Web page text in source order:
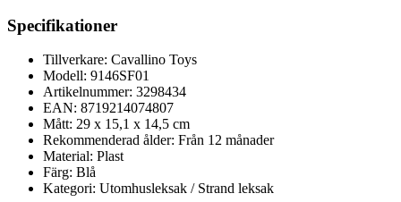
Specifikationer
Tillverkare: Cavallino Toys
Modell: 9146SF01
Artikelnummer: 3298434
EAN: 8719214074807
Mått: 29 x 15,1 x 14,5 cm
Rekommenderad ålder: Från 12 månader
Material: Plast
Färg: Blå
Kategori: Utomhusleksak / Strand leksak